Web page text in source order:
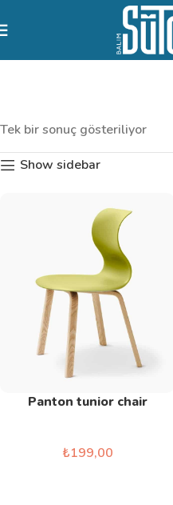
Tek bir sonuç gösteriliyor
Show sidebar
Panton tunior chair
₺199,00